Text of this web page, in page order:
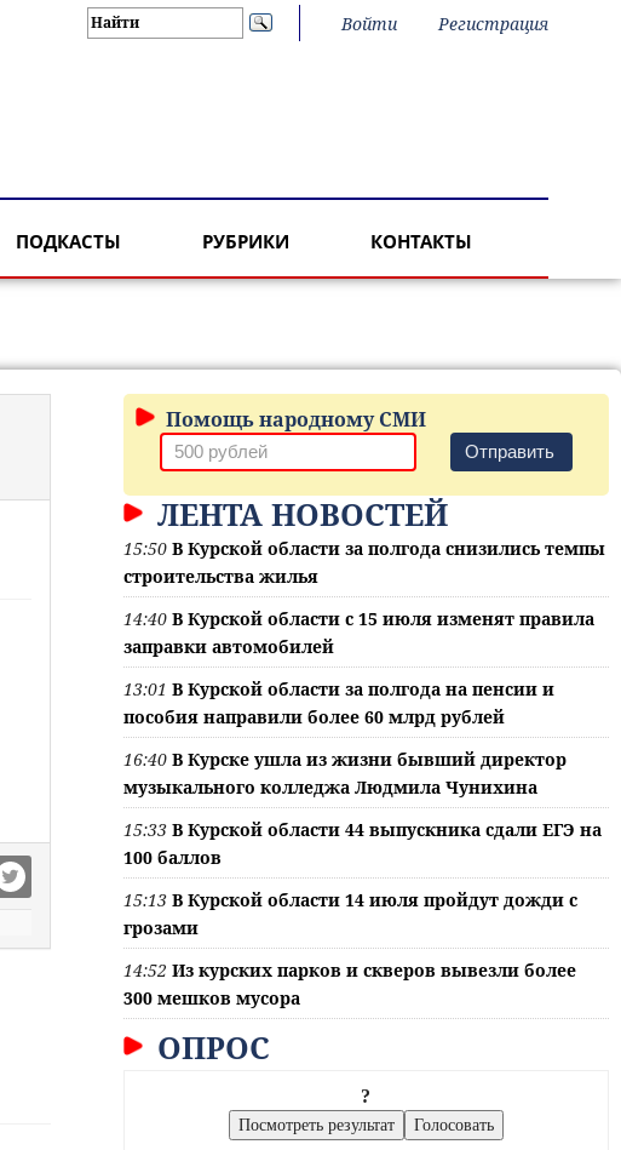
Войти Регистрация
ПОДКАСТЫ РУБРИКИ КОНТАКТЫ
Помощь народному СМИ
Отправить
ЛЕНТА НОВОСТЕЙ
15:50 В Курской области за полгода снизились темпы
строительства жилья
14:40 В Курской области с 15 июля изменят правила
заправки автомобилей
13:01 В Курской области за полгода на пенсии и
пособия направили более 60 млрд рублей
16:40 В Курске ушла из жизни бывший директор
музыкального колледжа Людмила Чунихина
15:33 В Курской области 44 выпускника сдали ЕГЭ на
100 баллов
15:13 В Курской области 14 июля пройдут дожди с
грозами
14:52 Из курских парков и скверов вывезли более
300 мешков мусора
ОПРОС
?